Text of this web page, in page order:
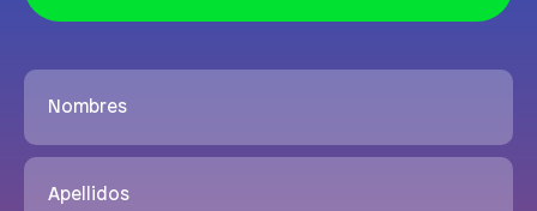
Nombres
Apellidos